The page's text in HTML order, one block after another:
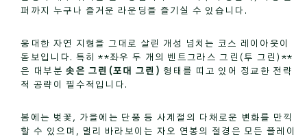
퍼까지 누구나 즐거운 라운딩을 즐기실 수 있습니다.
웅대한 자연 지형을 그대로 살린 개성 넘치는 코스 레이아웃이
돋보입니다. 특히 **좌우 두 개의 벤트그라스 그린(투 그린)**
은 대부분솟은 그린(포대 그린) 형태를 띠고 있어 정교한 전략
적 공략이 필수적입니다.
봄에는 벚꽃, 가을에는 단풍 등 사계절의 다채로운 변화를 만끽
할 수 있으며, 멀리 바라보이는 자오 연봉의 절경은 모든 플레이